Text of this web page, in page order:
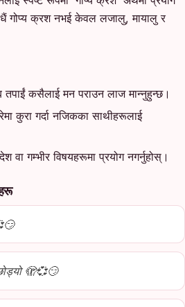
गोप्य क्रश नभई केवल लजालु, मायालु र
तपाईं कसैलाई मन पराउन लाज मान्नुहुन्छ।
कुरा गर्दा नजिकका साथीहरूलाई
गम्भीर विषयहरूमा प्रयोग नगर्नुहोस्।
🫣💞😏